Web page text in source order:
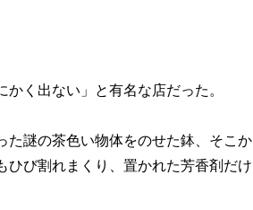
く出ない」と有名な店だった。
謎の茶色い物体をのせた鉢、そこか
ひび割れまくり、置かれた芳香剤だけ